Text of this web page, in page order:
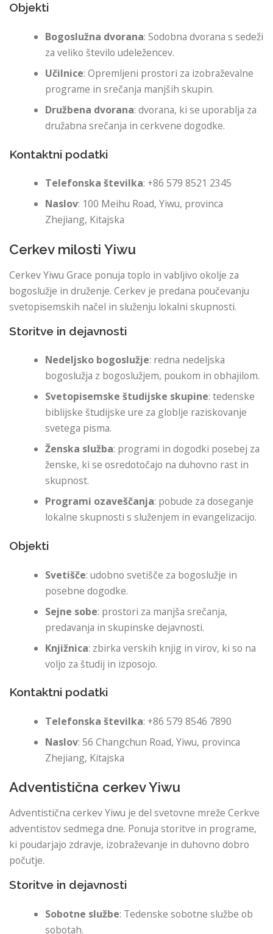
Objekti
Bogoslužna dvorana: Sodobna dvorana s sedeži
za veliko število udeležencev.
Učilnice: Opremljeni prostori za izobraževalne
programe in srečanja manjših skupin.
Družbena dvorana: dvorana, ki se uporablja za
družabna srečanja in cerkvene dogodke.
Kontaktni podatki
Telefonska številka: +86 579 8521 2345
Naslov: 100 Meihu Road, Yiwu, provinca
Zhejiang, Kitajska
Cerkev milosti Yiwu
Cerkev Yiwu Grace ponuja toplo in vabljivo okolje za
bogoslužje in druženje. Cerkev je predana poučevanju
svetopisemskih načel in služenju lokalni skupnosti.
Storitve in dejavnosti
Nedeljsko bogoslužje: redna nedeljska
bogoslužja z bogoslužjem, poukom in obhajilom.
Svetopisemske študijske skupine: tedenske
biblijske študijske ure za globlje raziskovanje
svetega pisma.
Ženska služba: programi in dogodki posebej za
ženske, ki se osredotočajo na duhovno rast in
skupnost.
Programi ozaveščanja: pobude za doseganje
lokalne skupnosti s služenjem in evangelizacijo.
Objekti
Svetišče: udobno svetišče za bogoslužje in
posebne dogodke.
Sejne sobe: prostori za manjša srečanja,
predavanja in skupinske dejavnosti.
Knjižnica: zbirka verskih knjig in virov, ki so na
voljo za študij in izposojo.
Kontaktni podatki
Telefonska številka: +86 579 8546 7890
Naslov: 56 Changchun Road, Yiwu, provinca
Zhejiang, Kitajska
Adventistična cerkev Yiwu
Adventistična cerkev Yiwu je del svetovne mreže Cerkve
adventistov sedmega dne. Ponuja storitve in programe,
ki poudarjajo zdravje, izobraževanje in duhovno dobro
počutje.
Storitve in dejavnosti
Sobotne službe: Tedenske sobotne službe ob
sobotah.